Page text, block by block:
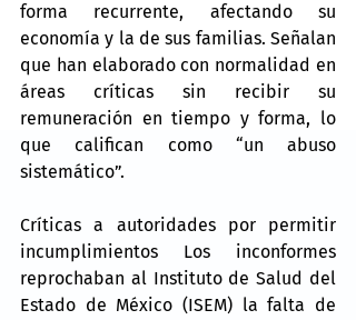
forma recurrente, afectando su
economía y la de sus familias. Señalan
que han elaborado con normalidad en
áreas críticas sin recibir su
remuneración en tiempo y forma, lo
que califican como “un abuso
sistemático”.
Críticas a autoridades por permitir
incumplimientos Los inconformes
reprochaban al Instituto de Salud del
Estado de México (ISEM) la falta de